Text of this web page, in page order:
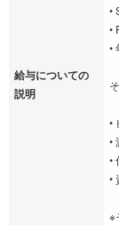
給与についての
説明
•
•
•
•
•
•
•
※